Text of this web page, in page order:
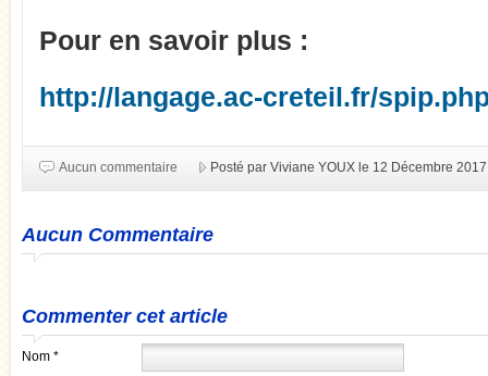
Pour en savoir plus :
http://langage.ac-creteil.fr/
Aucun commentaire Posté par Viviane YOUX le 12 Décembre 2017
Aucun Commentaire
Commenter cet article
Nom *